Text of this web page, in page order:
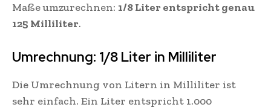
Maße umzurechnen: 1/8 Liter entspricht genau
125 Milliliter.
Umrechnung: 1/8 Liter in Milliliter
Die Umrechnung von Litern in Milliliter ist
sehr einfach. Ein Liter entspricht 1.000